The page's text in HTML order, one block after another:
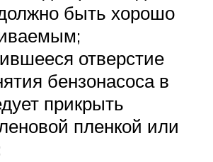
быть хорошо
отверстие
бензонасоса в
прикрыть
пленкой или